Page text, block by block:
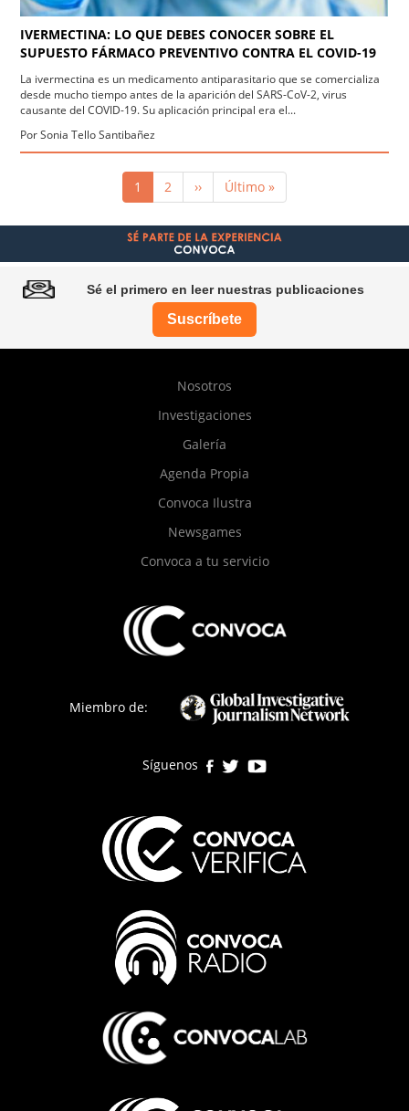
IVERMECTINA: LO QUE DEBES CONOCER SOBRE EL
SUPUESTO FÁRMACO PREVENTIVO CONTRA EL COVID-19
La ivermectina es un medicamento antiparasitario que se comercializa
desde mucho tiempo antes de la aparición del SARS-CoV-2, virus
causante del COVID-19. Su aplicación principal era el...
Por Sonia Tello Santibañez
Página
actual
1 Página
2
Siguiente
página
››
Última
página
Último »
Sé el primero en leer nuestras publicaciones
Suscríbete
Nosotros
Investigaciones
Galería
Agenda Propia
Convoca Ilustra
Newsgames
Convoca a tu servicio
Miembro de:
Síguenos